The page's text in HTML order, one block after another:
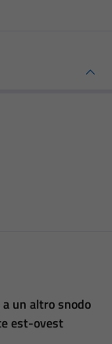
un altro snodo
est-ovest